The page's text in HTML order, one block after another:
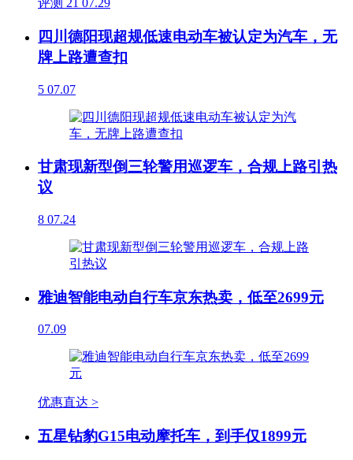
评测 21 07.29
四川德阳现超规低速电动车被认定为汽车，无
牌上路遭查扣
5 07.07
甘肃现新型倒三轮警用巡逻车，合规上路引热
议
8 07.24
雅迪智能电动自行车京东热卖，低至2699元
07.09
优惠直达 >
五星钻豹G15电动摩托车，到手仅1899元